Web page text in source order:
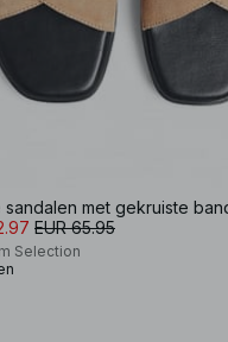
sandalen met gekruiste
EUR 65.95
Selection